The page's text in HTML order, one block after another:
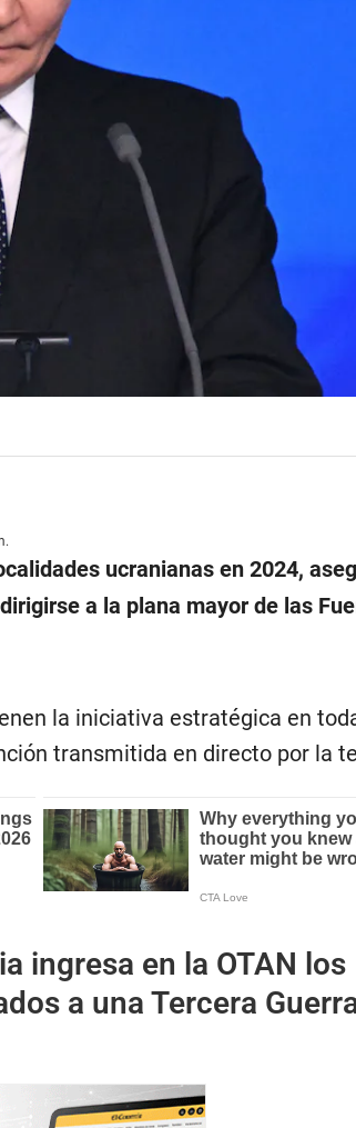
ucranianas en 2024,
a la plana mayor de las
la iniciativa estratégica en
transmitida en directo por la
ingresa en la OTAN los
a una Tercera